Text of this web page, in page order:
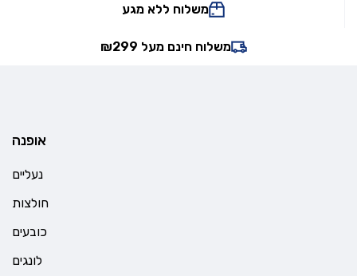
משלוח ללא מגע
משלוח חינם מעל ₪299
אופנה
נעליים
חולצות
כובעים
לונגים